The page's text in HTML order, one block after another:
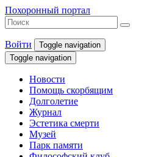
Похоронный портал
Войти
Toggle navigation
Toggle navigation
Новости
Помощь скорбящим
Долголетие
Журнал
Эстетика смерти
Музей
Парк памяти